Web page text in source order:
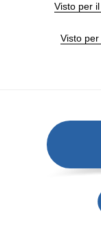
Visto per
Visto